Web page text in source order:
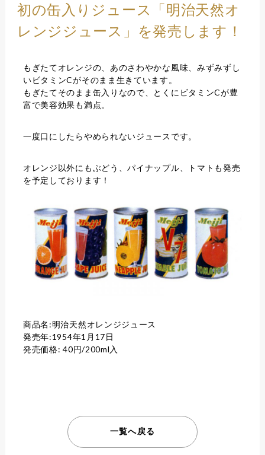
初の缶入りジュース「明治天然オ
レンジジュース」を発売します！
もぎたてオレンジの、あのさわやかな風味、みずみずし
いビタミンCがそのまま生きています。
もぎたてそのまま缶入りなので、とくにビタミンCが豊
富で美容効果も満点。
一度口にしたらやめられないジュースです。
オレンジ以外にもぶどう、パイナップル、トマトも発売
を予定しております！
商品名:明治天然オレンジジュース
発売年:1954年1月17日
発売価格: 40円/200ml入
一覧へ戻る